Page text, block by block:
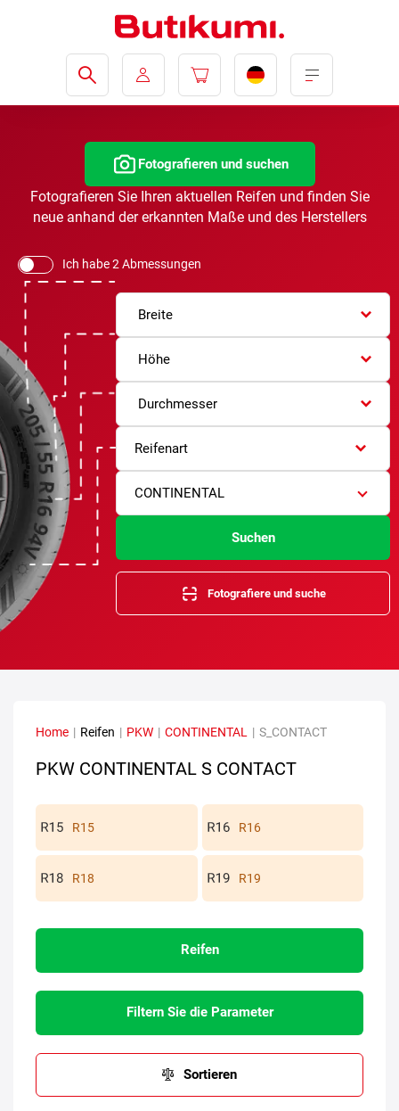
Fotografieren und suchen
Fotografieren Sie Ihren aktuellen Reifen und finden Sie
neue anhand der erkannten Maße und des Herstellers
Ich habe 2 Abmessungen
Breite
Höhe
Durchmesser
Reifenart
CONTINENTAL
Suchen
Fotografiere und suche
Home | Reifen | PKW | CONTINENTAL | S_CONTACT
PKW CONTINENTAL S CONTACT
R15 R16
R18 R19
Reifen
Filtern Sie die Parameter
Sortieren